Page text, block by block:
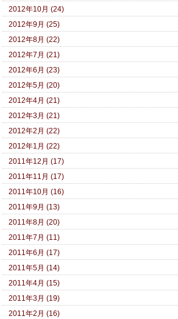
2012年10月 (24)
2012年9月 (25)
2012年8月 (22)
2012年7月 (21)
2012年6月 (23)
2012年5月 (20)
2012年4月 (21)
2012年3月 (21)
2012年2月 (22)
2012年1月 (22)
2011年12月 (17)
2011年11月 (17)
2011年10月 (16)
2011年9月 (13)
2011年8月 (20)
2011年7月 (11)
2011年6月 (17)
2011年5月 (14)
2011年4月 (15)
2011年3月 (19)
2011年2月 (16)